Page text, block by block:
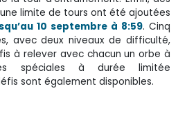
limite de tours ont été ajoutées
10 septembre à 8:59. Cinq
avec deux niveaux de difficulté,
à relever avec chacun un orbe à
spéciales à durée limitée
sont également disponibles.